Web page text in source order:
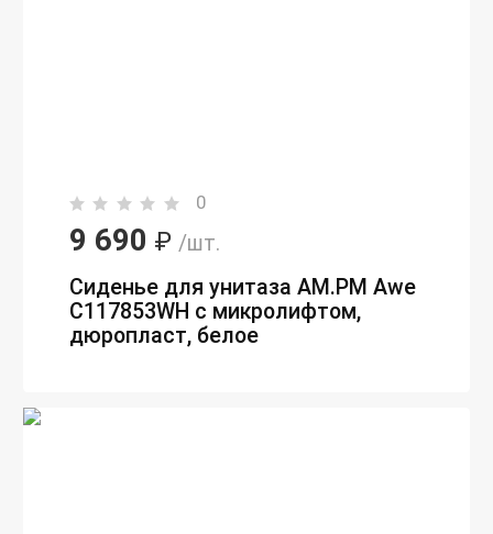
0
9 690 ₽ /шт.
Сиденье для унитаза AM.PM Awe
C117853WH с микролифтом,
дюропласт, белое